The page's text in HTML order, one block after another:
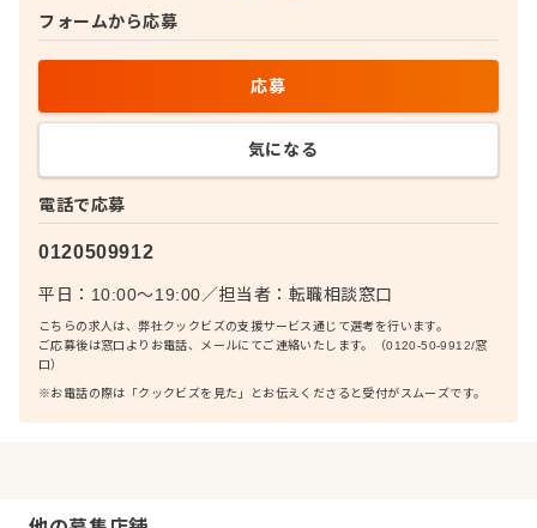
電話で応募
0120509912
平日：10:00〜19:00／担当者： 転職相談窓口
こちらの求人は、弊社クックビズの支援サービス通じて選考を行います。
ご応募後は窓口よりお電話、メールにてご連絡いたします。（0120-50-9912/窓
口）
※お電話の際は「クックビズを見た」とお伝えくださると受付がスムーズです。
フォームから応募
応募
気になる